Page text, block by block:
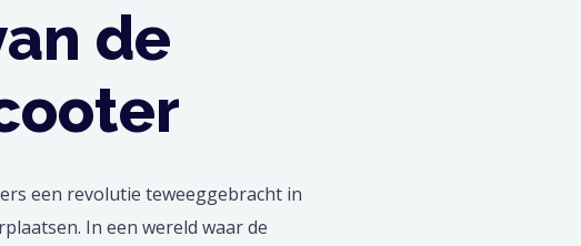
de
een revolutie teweeggebracht in
In een wereld waar de